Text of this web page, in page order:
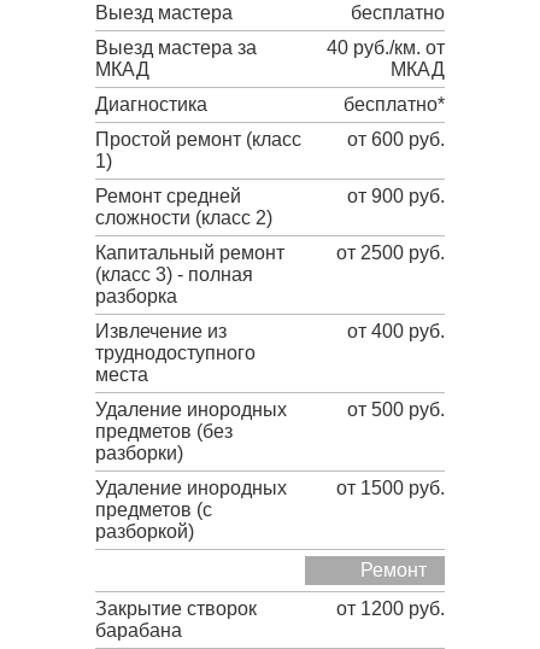
Выезд мастера
бесплатно
Выезд мастера за
МКАД
40 руб./км. от
МКАД
Диагностика
бесплатно*
Простой ремонт (класс
1)
от 600 руб.
Ремонт средней
сложности (класс 2)
от 900 руб.
Капитальный ремонт
(класс 3) - полная
разборка
от 2500 руб.
Извлечение из
труднодоступного
места
от 400 руб.
Удаление инородных
предметов (без
разборки)
от 500 руб.
Удаление инородных
предметов (с
разборкой)
от 1500 руб.
Ремонт
Закрытие створок
барабана
от 1200 руб.